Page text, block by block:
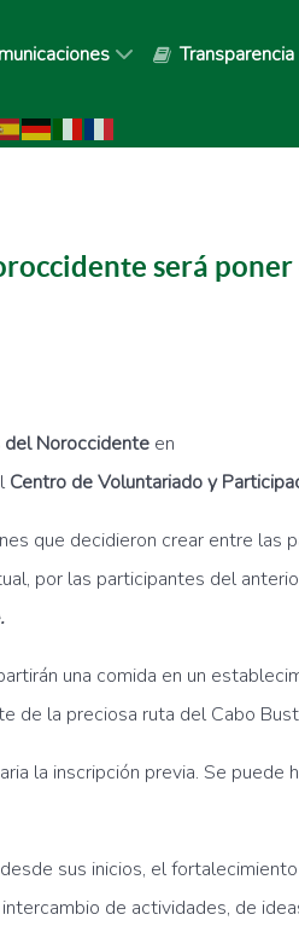
Transparencia
será poner
del Noroccidente en
Centro de Voluntariado y
que decidieron crear entre las
por las participantes del
una comida en un
de la preciosa ruta del Cabo
la inscripción previa. Se
sus inicios, el
de actividades, de